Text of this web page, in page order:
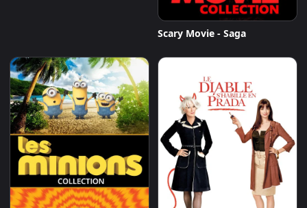
Scary Movie - Saga